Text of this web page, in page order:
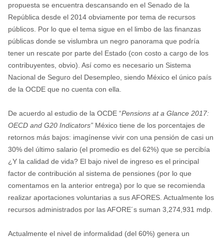
propuesta se encuentra descansando en el Senado de la
República desde el 2014 obviamente por tema de recursos
públicos. Por lo que el tema sigue en el limbo de las finanzas
públicas donde se vislumbra un negro panorama que podría
tener un rescate por parte del Estado (con costo a cargo de los
contribuyentes, obvio). Así como es necesario un Sistema
Nacional de Seguro del Desempleo, siendo México el único país
de la OCDE que no cuenta con ella.
De acuerdo al estudio de la OCDE “Pensions at a Glance 2017:
OECD and G20 Indicators”México tiene de los porcentajes de
retornos más bajos: imagínense vivir con una pensión de casi un
30% del último salario (el promedio es del 62%) que se percibía
¿Y la calidad de vida? El bajo nivel de ingreso es el principal
factor de contribución al sistema de pensiones (por lo que
comentamos en la anterior entrega) por lo que se recomienda
realizar aportaciones voluntarias a sus AFORES. Actualmente los
recursos administrados por las AFORE´s suman 3,274,931 mdp.
Actualmente el nivel de informalidad (del 60%) genera un